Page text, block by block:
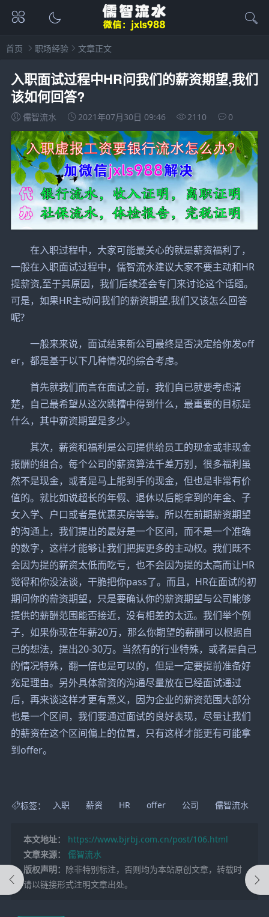
首页 职场经验 文章正文
入职面试过程中HR问我们的薪资期望,我们
该如何回答?
儒智流水 2021年07月30日 09:46 2110 0
在入职过程中，大家可能最关心的就是薪资福利了，
一般在入职面试过程中，儒智流水建议大家不要主动和HR
提薪资,至于其原因，我们后续还会专门来讨论这个话题。
可是，如果HR主动问我们的薪资期望,我们又该怎么回答
呢?
一般来来说，面试结束新公司最终是否决定给你发off
er，都是基于以下几种情况的综合考虑。
首先就我们而言在面试之前，我们自已就要考虑清
楚，自己最希望从这次跳槽中得到什么，最重要的目标是
什么，其中薪资期望是多少。
其次，薪资和福利是公司提供给员工的现金或非现金
报酬的组合。每个公司的薪资算法千差万别，很多福利虽
然不是现金，或者是马上能到手的现金，但也是非常有价
值的。就比如说超长的年假、退休以后能拿到的年金、子
女入学、户口或者是优惠买房等等。所以在前期薪资期望
的沟通上，我们提出的最好是一个区间，而不是一个准确
的数字，这样才能够让我们把握更多的主动权。我们既不
会因为提的薪资太低而吃亏，也不会因为提的太高而让HR
觉得和你没法谈，干脆把你pass了。而且，HR在面试的初
期问你的薪资期望，只是要确认你的薪资期望与公司能够
提供的薪酬范围能否接近，没有相差的太远。我们举个例
子，如果你现在年薪20万，那么你期望的薪酬可以根据自
己的想法，提出20-30万。当然有的行业特殊，或者是自己
的情况特殊，翻一倍也是可以的，但是一定要提前准备好
充足理由。另外具体薪资的沟通尽量放在已经面试通过
后，再来谈这样才更有意义，因为企业的薪资范围大部分
也是一个区间，我们要通过面试的良好表现，尽量让我们
的薪资在这个区间偏上的位置，只有这样才能更有可能拿
到offer。
标签： 入职 薪资 HR offer 公司 儒智流水
本文地址：
https://www.bjrbj.com.cn/post/106.html
文章来源：
儒智流水
版权声明： 除非特别标注，否则均为本站原创文章，转载时
请以链接形式注明文章出处。